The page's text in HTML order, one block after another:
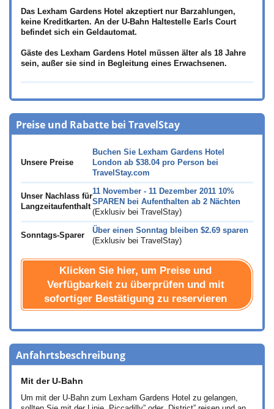
Das Lexham Gardens Hotel akzeptiert nur Barzahlungen,
keine Kreditkarten. An der U-Bahn Haltestelle Earls Court
befindet sich ein Geldautomat.
Gäste des Lexham Gardens Hotel müssen älter als 18 Jahre
sein, außer sie sind in Begleitung eines Erwachsenen.
Preise und Rabatte bei TravelStay
Unsere Preise
Buchen Sie Lexham Gardens Hotel
London ab $38.04pro Person bei
TravelStay.com
Unser Nachlass für
Langzeitaufenthalt
11 November - 11 Dezember 2011 10%
SPAREN bei Aufenthalten ab 2 Nächten
(Exklusiv bei TravelStay)
Sonntags-Sparer
Über einen Sonntag bleiben $2.69 sparen
(Exklusiv bei TravelStay)
Klicken Sie hier, um Preise und
Verfügbarkeit zu überprüfen und mit
sofortiger Bestätigung zu reservieren
Anfahrtsbeschreibung
Mit der U-Bahn
Um mit der U-Bahn zum Lexham Gardens Hotel zu gelangen,